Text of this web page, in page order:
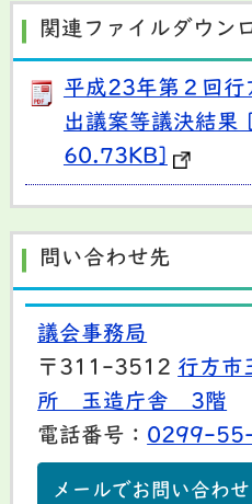
関連ファイルダウン
平成23年第２回
出議案等議決結果
60.73KB]
問い合わせ先
議会事務局
〒311-3512 行方市
所 玉造庁舎 3階
電話番号： 0299-
メールでお問い合わせ